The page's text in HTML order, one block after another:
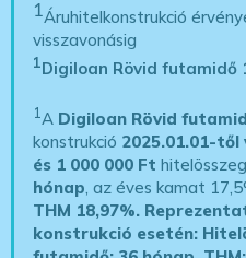
1Áruhitelkonstrukció
visszavonásig
1Digiloan Rövid futamidő
1A Digiloan Rövid
konstrukció 2025.01.01-től
és 1 000 000 Ft
hónap, az éves kamat
THM 18,97%.
konstrukció esetén: